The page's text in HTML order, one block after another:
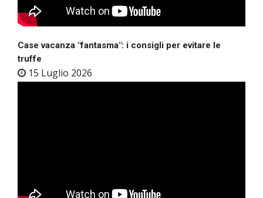
Case vacanza "fantasma": i consigli per evitare le
truffe
15 Luglio 2026